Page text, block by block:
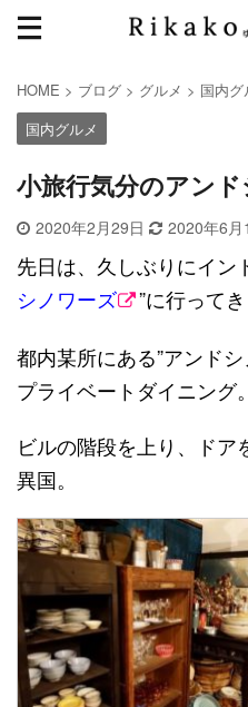
HOME > ブログ > グルメ > 国内グ
国内グルメ
小旅行気分のアン
2020年2月29日 2020年6月
先日は、久しぶりにイン
シノワーズ
”に行ってき
都内某所にある”アンド
プライベートダイニング。
ビルの階段を上り、ドア
異国。